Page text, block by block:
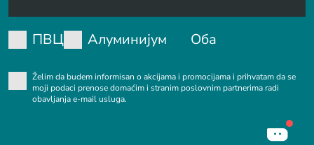
ПВЦ Алуминијум Оба
Želim da budem informisan o akcijama i promocijama i prihvatam da se
moji podaci prenose domaćim i stranim poslovnim partnerima radi
obavljanja e-mail usluga.